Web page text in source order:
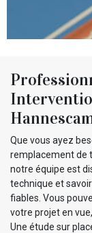
Que vous ayez
remplacement de
notre équipe est
technique et
fiables. Vous
votre projet en
Une étude sur